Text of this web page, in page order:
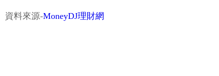
資料來源-MoneyDJ理財網